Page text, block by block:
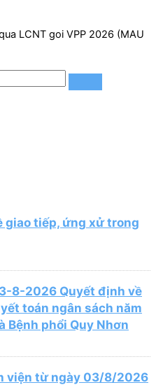
LCNT goi VPP 2026 (MAU
giao tiếp, ứng xử trong
8-2026 Quyết định về
toán ngân sách năm
Bệnh phổi Quy Nhơn
viện từ ngày 03/8/2026